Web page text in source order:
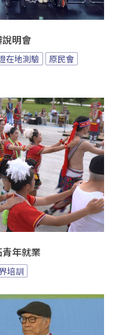
說明會
在地測驗
原民會
年就業
培訓